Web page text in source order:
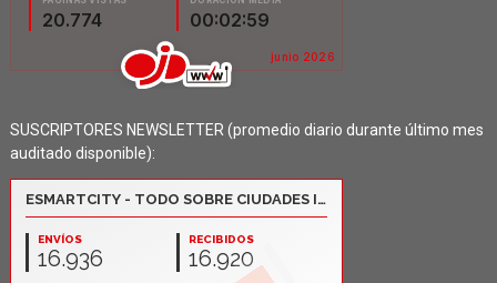
SUSCRIPTORES NEWSLETTER (promedio diario durante último mes
auditado disponible):